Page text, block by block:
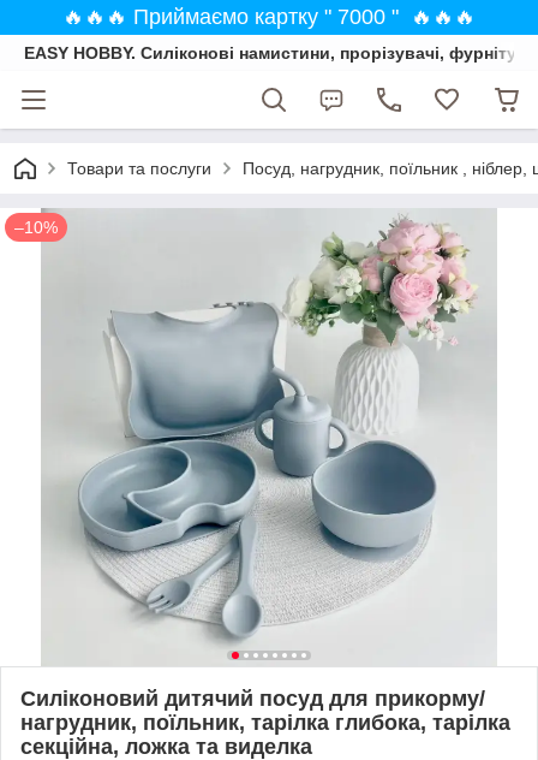
🔥🔥🔥 Приймаємо картку " 7000 " 🔥🔥🔥
EASY HOBBY. Силіконові намистини, прорізувачі,
Товари та послуги Посуд, нагрудник, поїльник , ніблер,
–10%
Силіконовий дитячий посуд для прикорму/
нагрудник, поїльник, тарілка глибока, тарілка
секційна, ложка та виделка